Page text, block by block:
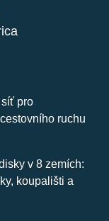
pro
ruchu
v 8 zemích:
koupališti a